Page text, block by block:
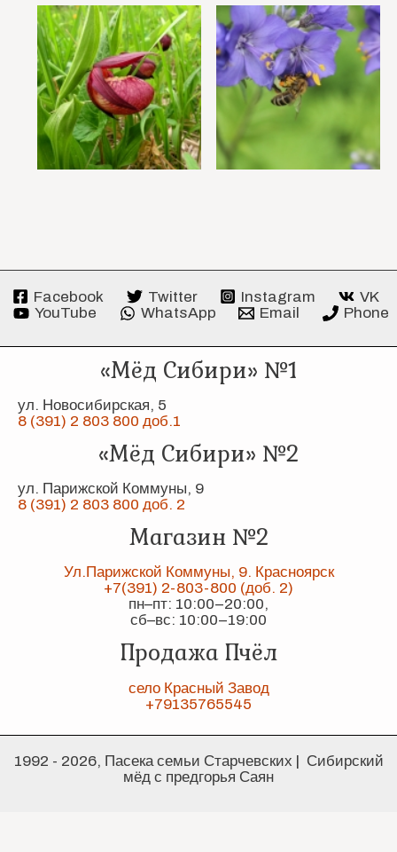
Facebook Twitter Instagram
VK
YouTube
WhatsApp Email Phone
«Мёд Сибири» №1
ул. Новосибирская, 5
8 (391) 2 803 800 доб.1
«Мёд Сибири» №2
ул. Парижской Коммуны, 9
8 (391) 2 803 800 доб. 2
Магазин №2
Ул.Парижской Коммуны, 9. Красноярск
+7(391) 2-803-800 (доб. 2)
пн–пт: 10:00–20:00,
сб–вс: 10:00–19:00
Продажа Пчёл
село Красный Завод
+79135765545
1992 - 2026, Пасека семьи Старчевских | Сибирский
мёд с предгорья Саян